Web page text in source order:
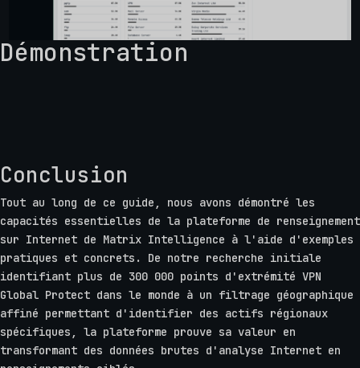
Démonstration
Conclusion
Tout au long de ce guide, nous avons démontré les
capacités essentielles de la plateforme de renseignement
sur Internet de Matrix Intelligence à l'aide d'exemples
pratiques et concrets. De notre recherche initiale
identifiant plus de 300 000 points d'extrémité VPN
Global Protect dans le monde à un filtrage géographique
affiné permettant d'identifier des actifs régionaux
spécifiques, la plateforme prouve sa valeur en
transformant des données brutes d'analyse Internet en